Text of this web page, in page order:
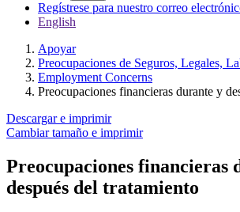
Regístrese para nuestro correo
English
Apoyar
Preocupaciones de Seguros, Legales,
Employment Concerns
Preocupaciones financieras durante y
Descargar e imprimir
Cambiar tamaño e imprimir
Preocupaciones financieras
después del tratamiento